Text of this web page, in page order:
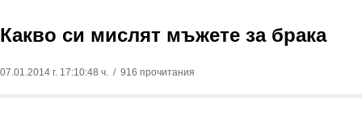
Какво си мислят мъжете за брака
07.01.2014 г. 17:10:48 ч. / 916 прочитания